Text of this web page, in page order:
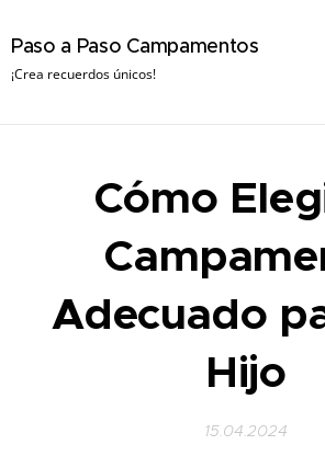
Paso a Paso Campamentos
¡Crea recuerdos únicos!
Cómo
Adecuado
Hijo
15.04.2024